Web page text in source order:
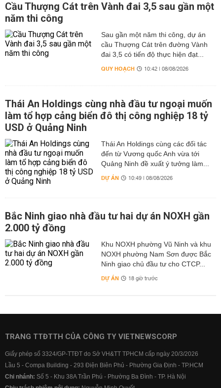
Cầu Thượng Cát trên Vành đai 3,5 sau gần một
năm thi công
Sau gần một năm thi công, dự án
cầu Thượng Cát trên đường Vành
đai 3,5 có tiến độ thực hiện đạt...
QUY HOẠCH 10:42 | 08/08/2026
Thái An Holdings cùng nhà đầu tư ngoại muốn
làm tổ hợp cảng biển đô thị công nghiệp 18 tỷ
USD ở Quảng Ninh
Thái An Holdings cùng các đối tác
đến từ Vương quốc Anh vừa tới
Quảng Ninh đề xuất ý tưởng làm...
DỰ ÁN 10:49 | 08/08/2026
Bắc Ninh giao nhà đầu tư hai dự án NOXH gần
2.000 tỷ đồng
Khu NOXH phường Vũ Ninh và khu
NOXH phường Nam Sơn được Bắc
Ninh giao chủ đầu tư cho CTCP...
DỰ ÁN 18 giờ trước
TRANG TTĐTTH CỦA CÔNG TY VIETNEWSCORP
Giấy phép số 3324/GP-TTĐT do Sở VH&TT TPHCM cấp ngày 20/3/2026
Lầu 5 - Compa Building - 293 Điện Biên Phủ - Phường Gia Định - TP.HCM
Chi nhánh: Số 5 - Khu 38A Trần Phú - Phường Ba Đình - TP. Hà Nội